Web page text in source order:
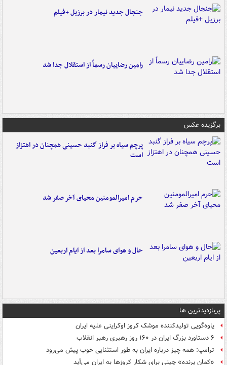
جنجال جدید نیمار در برزیل +فیلم
رامین رضاییان رسماً از استقلال جدا شد
برگزیده عکس
پرچم سیاه بر فراز گنبد حسینی همچنان در اهتزاز
است
حرم امیرالمومنین محیای آخر صفر شد
حال و هوای سامرا بعد از ایام اربعین
پربازدیدترین ها
یاوه‌گویی تولیدکننده موشک کروز اوکراینی علیه ایران
۶ دستاورد بزرگ ایران در ۱۶۰ روز رهبری رهبر انقلاب
ترامپ: همه چیز درباره ایران به طور استثنایی خوب پیش می‌رود
«کمانِ پرنده» چینی برای شکار کروزها به ایران می‌آید